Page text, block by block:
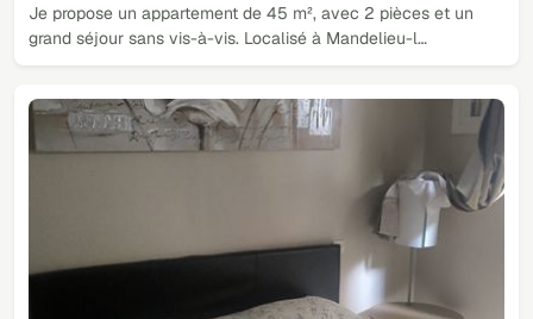
Je propose un appartement de 45 m², avec 2 pièces et un
grand séjour sans vis-à-vis. Localisé à Mandelieu-l…